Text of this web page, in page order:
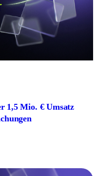
1,5 Mio. € Umsatz